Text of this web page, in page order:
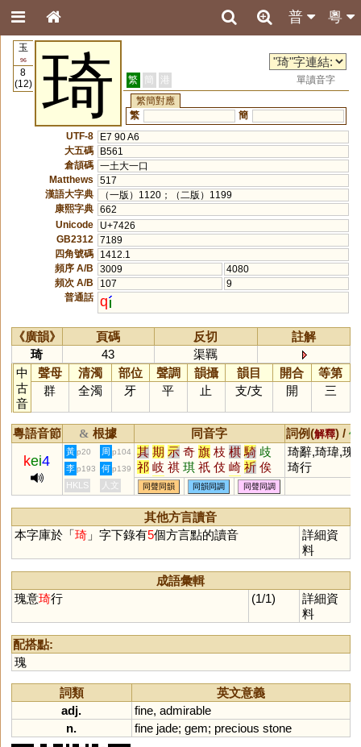
粵
普
玉
96
8
(12)
琦 繁 簡 港
單讀音字
繁簡對應
繁
簡
UTF-8
E7 90 A6
大五碼
B561
倉頡碼 一土大一口
Matthews
517
漢語大字典
（一版）1120；（二版）1199
康熙字典 662
Unicode
U+7426
GB2312
7189
四角號碼
1412.1
頻序 A/B
3009
4080
頻次 A/B
107
9
普通話 q
《廣韻》 頁碼 反切
註解
琦
43
渠羈
中
古
音
聲母 清濁 部位 聲調 韻攝 韻目 開合
等第
群
全濁 牙 平 止 支/支 開 三
粵語音節 & 根據 同音字 詞例(解釋) /
kei4
黃 p20 周 p104 其 期 示 奇 旗 枝 棋 騎 歧
祁 岐 祺 琪 祇 伎 崎 祈 俟
鰭 耆 畿 淇 鯕 頎 綦 亓 蘄
圻 碁 麒 丌 騏 埼 錡 旂 蜞
掑 蚑 跂 萁 碕 鬿
蟣 衹 濝 岓 隑 魕 玂 忯 藄
軝
鄿 蚚 蚔 鶀 鵸 秖
琦辭,琦瑋,瑰
琦行
李 p193 何 p139
HKLS 人文 同聲同韻 同韻同調 同聲同調
其他方言讀音
本字庫於「琦」字下錄有5個方言點的讀音
詳細資
料
成語彙輯
瑰意琦行 (1/1)
詳細資
料
配搭點:
瑰
詞類
英文意義
adj.
fine, admirable
n.
fine jade; gem; precious stone